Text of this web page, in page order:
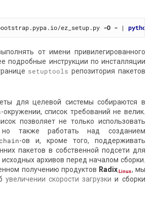
ez_setup.py -O - | python
от имени привилегированного
подробные инструкции по инсталляции
setuptools репозитория пакетов
для целевой системы собираются в
-окружении, список требований не велик.
позволяет не только использовать
но также работать над созданием
-ов и, кроме того, поддерживать
пакетов в собственной подсети для
исходных архивов перед началом сборки.
получению продуктов Radix.Linux, мы
увеличении скорости загрузки и сборки